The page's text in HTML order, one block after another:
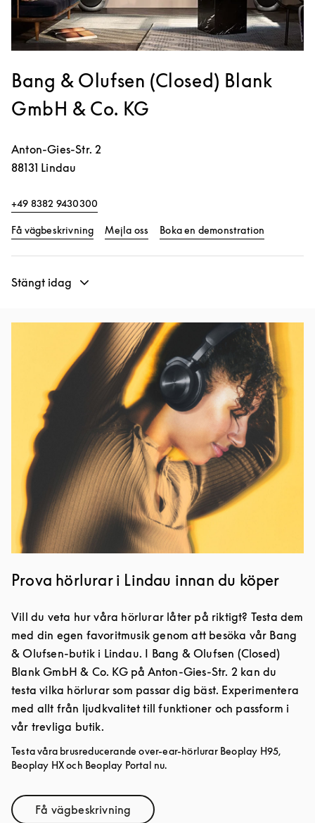
Bang & Olufsen (Closed) Blank
GmbH & Co. KG
Anton-Gies-Str. 2
88131 Lindau
+49 8382 9430300
Få vägbeskrivningLink Opens in New Tab
Mejla oss Boka en demonstration
Stängt idag
Prova hörlurar i Lindau innan du köper
Vill du veta hur våra hörlurar låter på riktigt? Testa dem
med din egen favoritmusik genom att besöka vår Bang
& Olufsen-butik i Lindau. I Bang & Olufsen (Closed)
Blank GmbH & Co. KG på Anton-Gies-Str. 2 kan du
testa vilka hörlurar som passar dig bäst. Experimentera
med allt från ljudkvalitet till funktioner och passform i
vår trevliga butik.
Testa våra brusreducerande over-ear-hörlurar Beoplay H95,
Beoplay HX och Beoplay Portal nu.
Få vägbeskrivningLink Opens in New Tab